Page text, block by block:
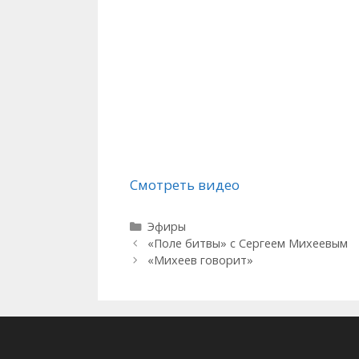
Смотреть видео
Рубрики
Эфиры
«Поле битвы» с Сергеем Михеевым
«Михеев говорит»